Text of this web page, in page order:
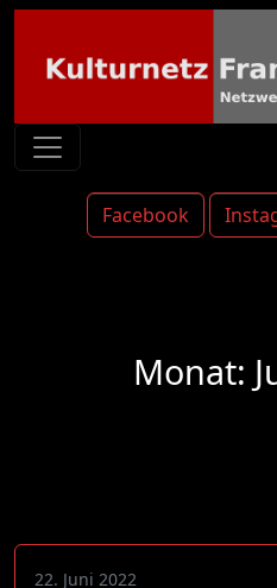
Facebook
Monat:
22. Juni 2022